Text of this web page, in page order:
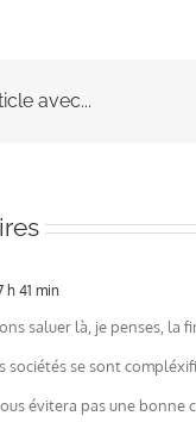
avec...
h 41 min
saluer là, je penses, la
sociétés se sont
évitera pas une bonne